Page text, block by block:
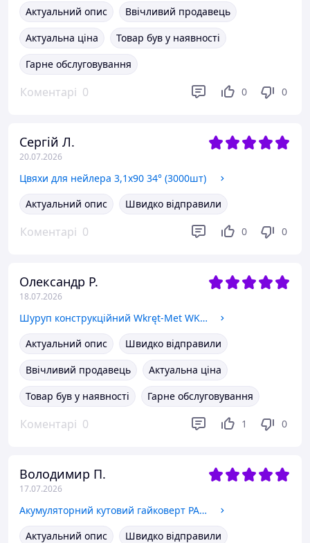
Актуальний опис
Ввічливий продавець
Актуальна ціна
Товар був у наявності
Гарне обслуговування
Коментарі 0 0 0
Сергій Л.
20.07.2026
Цвяхи для нейлера 3,1х90 34° (3000шт)
Актуальний опис
Швидко відправили
Коментарі 0 0 0
Олександр Р.
18.07.2026
Шуруп конструкційний Wkręt-Met WKCP-08260 8x260 мм 50 шт
Актуальний опис
Швидко відправили
Ввічливий продавець
Актуальна ціна
Товар був у наявності
Гарне обслуговування
Коментарі 0 1 0
Володимир П.
17.07.2026
Акумуляторний кутовий гайковерт PARKSIDE PERFORMANCE PARP 20-Li A1
Актуальний опис
Швидко відправили